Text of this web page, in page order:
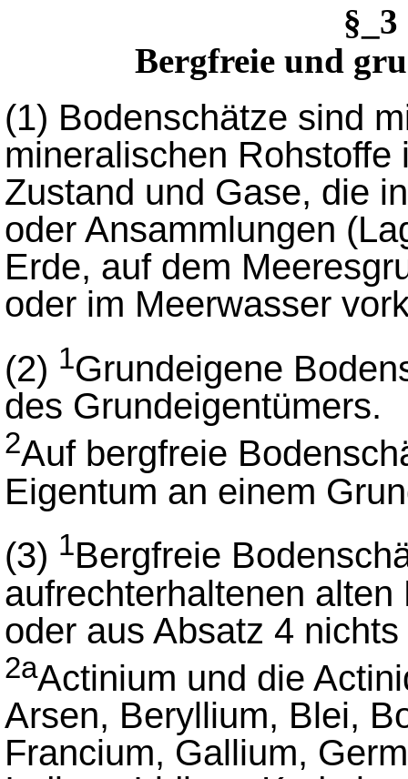
Bergfreie und
(1) Bodenschätze sind
mineralischen
Zustand und Gase, die
oder Ansammlungen
Erde, auf dem
oder im Meerwasser
(2) 1Grundeigene
des Grundeigentümers.
2Auf bergfreie
Eigentum an einem
(3) 1Bergfreie
aufrechterhaltenen
oder aus Absatz 4
2aActinium und die
Arsen, Beryllium, Blei,
Francium, Gallium,